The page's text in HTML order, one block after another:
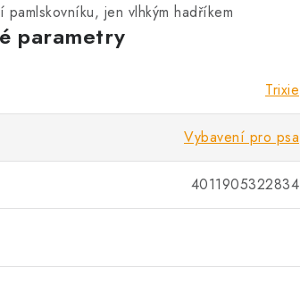
pamlskovníku, jen vlhkým hadříkem
parametry
Trixie
Vybavení pro psa
4011905322834